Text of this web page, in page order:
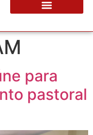
para
pastoral